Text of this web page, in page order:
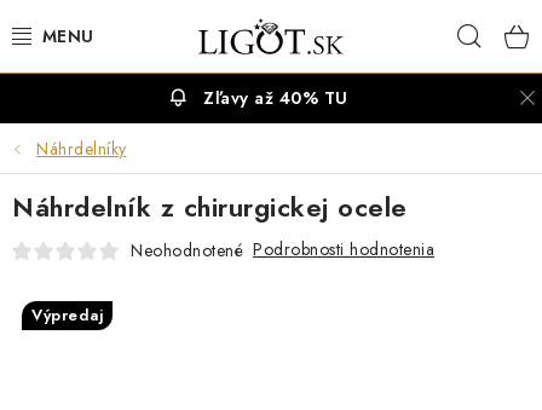
na
Zľavy až 40% TU
Náhrdelníky
Náhrdelník z chirurgickej ocele
Neohodnotené Podrobnosti hodnotenia
Výpredaj